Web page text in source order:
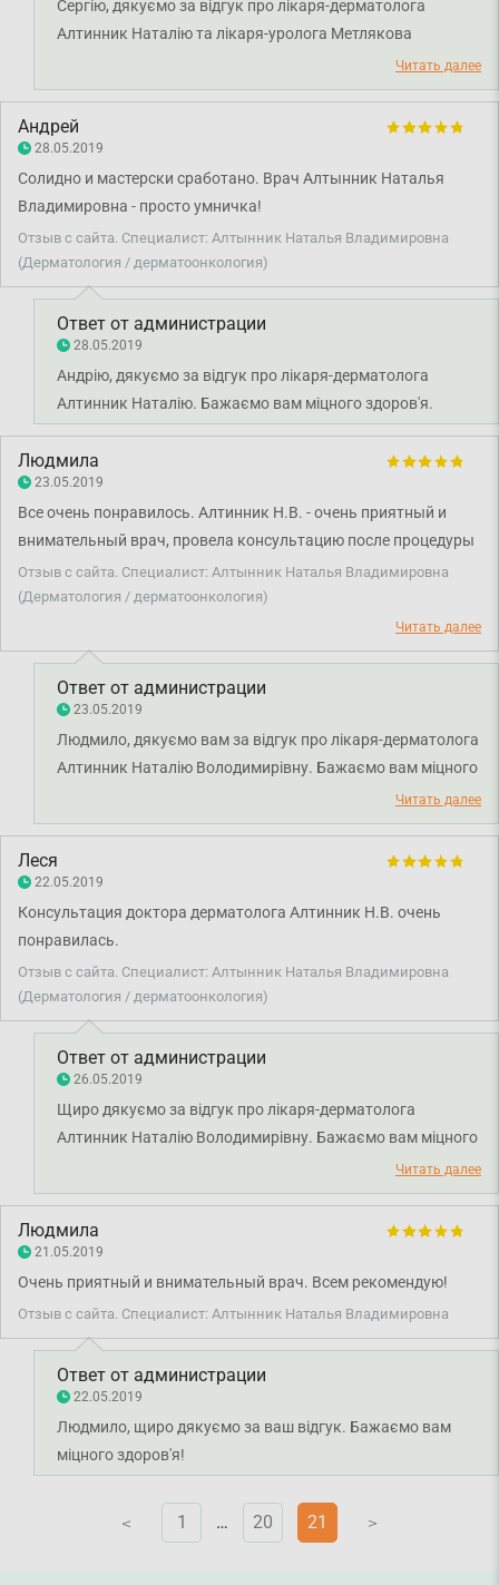
Сергію, дякуємо за відгук про лікаря-дерматолога
Алтинник Наталію та лікаря-уролога Метлякова
Читать далее
Андрей
28.05.2019
Солидно и мастерски сработано. Врач Алтынник Наталья
Владимировна - просто умничка!
Отзыв с сайта. Специалист: Алтынник Наталья Владимировна
(Дерматология / дерматоонкология)
Ответ от администрации
28.05.2019
Андрію, дякуємо за відгук про лікаря-дерматолога
Алтинник Наталію. Бажаємо вам міцного здоров'я.
Людмила
23.05.2019
Все очень понравилось. Алтинник Н.В. - очень приятный и
внимательный врач, провела консультацию после процедуры
удаления родинки об уходе, все понятно было.
Отзыв с сайта. Специалист: Алтынник Наталья Владимировна
(Дерматология / дерматоонкология)
Читать далее
Ответ от администрации
23.05.2019
Людмило, дякуємо вам за відгук про лікаря-дерматолога
Алтинник Наталію Володимирівну. Бажаємо вам міцного
Читать далее
Леся
22.05.2019
Консультация доктора дерматолога Алтинник Н.В. очень
понравилась.
Отзыв с сайта. Специалист: Алтынник Наталья Владимировна
(Дерматология / дерматоонкология)
Ответ от администрации
26.05.2019
Щиро дякуємо за відгук про лікаря-дерматолога
Алтинник Наталію Володимирівну. Бажаємо вам міцного
Читать далее
Людмила
21.05.2019
Очень приятный и внимательный врач. Всем рекомендую!
Отзыв с сайта. Специалист: Алтынник Наталья Владимировна
Ответ от администрации
22.05.2019
Людмило, щиро дякуємо за ваш відгук. Бажаємо вам
міцного здоров'я!
V 1 … 20 21 V